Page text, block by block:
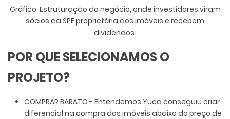
Gráfico: Estruturação do negócio, onde investidores viram
sócios da SPE proprietária dos imóveis e recebem
dividendos.
POR QUE SELECIONAMOS O
PROJETO?
COMPRAR BARATO - Entendemos Yuca conseguiu criar
diferencial na compra dos imóveis abaixo do preço de